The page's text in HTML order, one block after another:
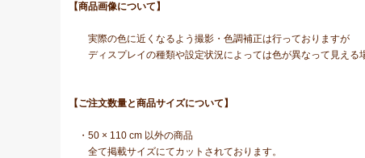
【商品画像について】
実際の色に近くなるよう撮影・色調補正は行っておりますが
ディスプレイの種類や設定状況によっては色が異なって見える
【ご注文数量と商品サイズについて】
・50 × 110 cm 以外の商品
全て掲載サイズにてカットされております。